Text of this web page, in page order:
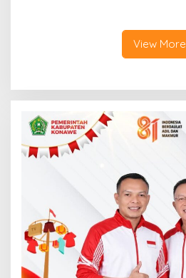
View More